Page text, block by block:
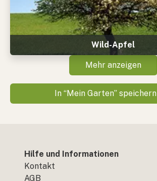
Wild-Apfel
Mehr anzeigen
In “Mein Garten” speichern
Hilfe und Informationen
Kontakt
AGB